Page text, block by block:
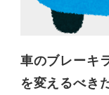
車のブレーキ
を変えるべき